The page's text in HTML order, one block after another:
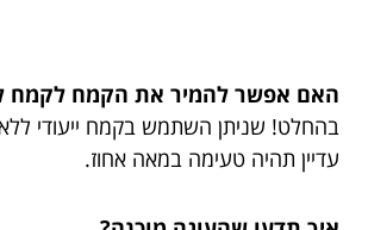
האם אפשר להמיר את הקמח לקמח
בהחלט! שניתן השתמש בקמח ייעודי ללא
עדיין תהיה טעימה במאה אחוז.